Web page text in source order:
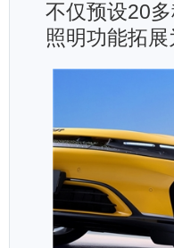
不仅预设20
照明功能拓展